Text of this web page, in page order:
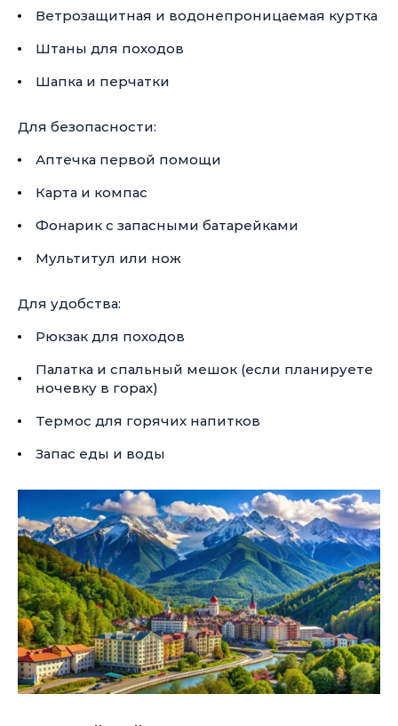
Ветрозащитная и водонепроницаемая куртка
Штаны для походов
Шапка и перчатки
Для безопасности:
Аптечка первой помощи
Карта и компас
Фонарик с запасными батарейками
Мультитул или нож
Для удобства:
Рюкзак для походов
Палатка и спальный мешок (если планируете
ночевку в горах)
Термос для горячих напитков
Запас еды и воды